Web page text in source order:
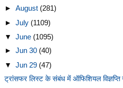
► August (281)
► July (1109)
▼ June (1095)
► Jun 30 (40)
▼ Jun 29 (47)
ट्रांसफर लिस्ट के संबंध में ऑफिशियल विज्ञप्ति